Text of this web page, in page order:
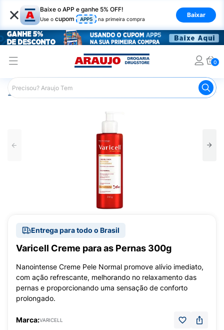
× Baixe o APP e ganhe 5% OFF!
Use o cupom APP5 na primeira compra
Baixar
0
Araujo Medicamentos Varicell
Entrega para todo o Brasil
Varicell Creme para as Pernas 300g
Nanointense Creme Pele Normal promove alívio imediato,
com ação refrescante, melhorando no relaxamento das
pernas e proporcionando uma sensação de conforto
prolongado.
Marca:VARICELL